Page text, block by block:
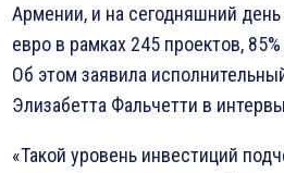
Армении, и на сегодняшний
евро в рамках 245 проектов,
Об этом заявила
Элизабетта Фальчетти в
«Такой уровень инвестиций